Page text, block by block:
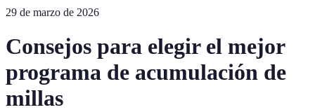
29 de marzo de 2026
Consejos para elegir el mejor
programa de acumulación de
millas